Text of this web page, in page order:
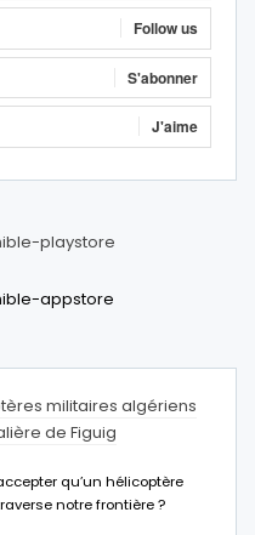
Follow us
S'abonner
J'aime
militaires algériens
de Figuig
qu’un hélicoptère
notre frontière ?